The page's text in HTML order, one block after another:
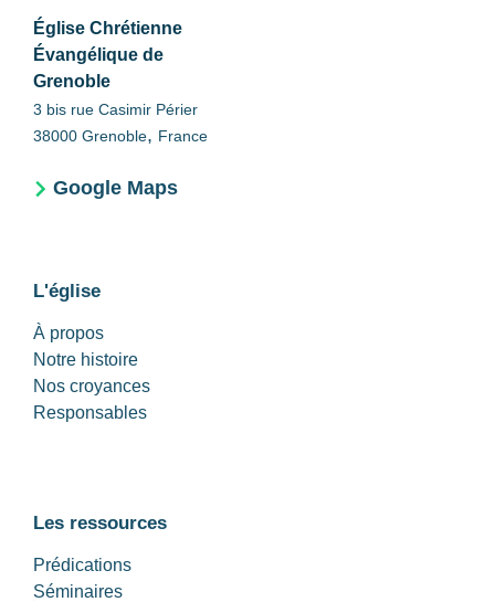
Église Chrétienne
Évangélique de
Grenoble
3 bis rue Casimir Périer
38000 Grenoble, France
Google Maps
L'église
À propos
Notre histoire
Nos croyances
Responsables
Les ressources
Prédications
Séminaires